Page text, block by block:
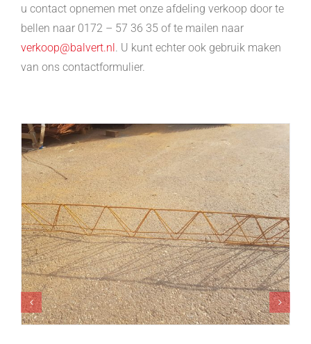
u contact opnemen met onze afdeling verkoop door te
bellen naar 0172 – 57 36 35 of te mailen naar
verkoop@balvert.nl . U kunt echter ook gebruik maken
van ons contactformulier.